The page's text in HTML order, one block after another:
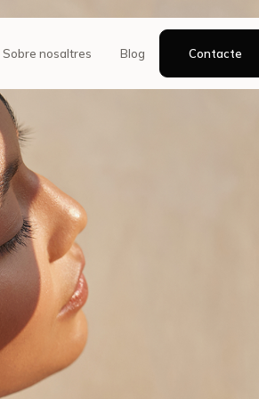
Sobre nosaltres Blog Contacte